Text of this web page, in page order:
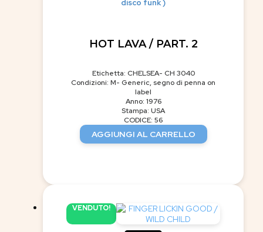
disco funk )
HOT LAVA / PART. 2
Etichetta: CHELSEA- CH 3040
Condizioni: M- Generic, segno di penna on
label
Anno: 1976
Stampa: USA
CODICE: 56
AGGIUNGI AL CARRELLO
VENDUTO!